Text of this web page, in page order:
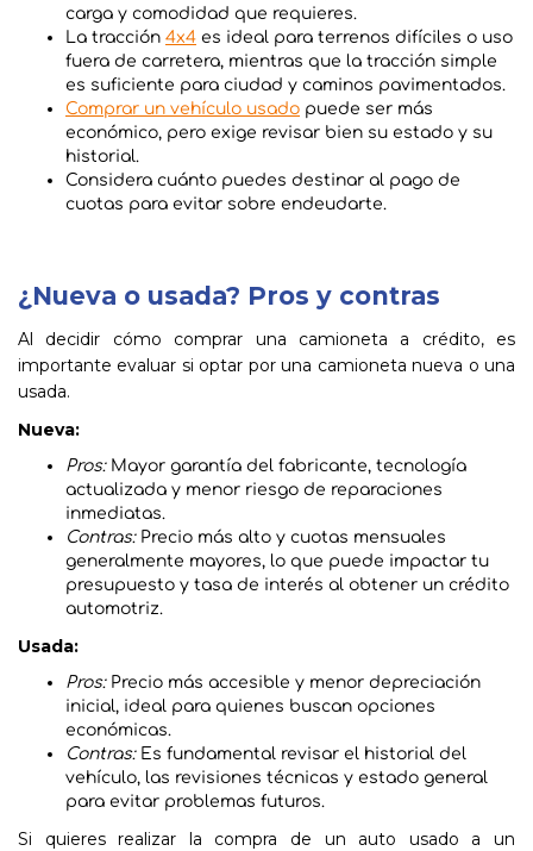
carga y comodidad que requieres.
La tracción 4x4 es ideal para terrenos difíciles o uso
fuera de carretera, mientras que la tracción simple
es suficiente para ciudad y caminos pavimentados.
Comprar un vehículo usado puede ser más
económico, pero exige revisar bien su estado y su
historial.
Considera cuánto puedes destinar al pago de
cuotas para evitar sobre endeudarte.
¿Nueva o usada? Pros y contras
Al decidir cómo comprar una camioneta a crédito, es
importante evaluar si optar por una camioneta nueva o una
usada.
Nueva:
Pros:Mayor garantía del fabricante, tecnología
actualizada y menor riesgo de reparaciones
inmediatas.
Contras:Precio más alto y cuotas mensuales
generalmente mayores, lo que puede impactar tu
presupuesto y tasa de interés al obtener un crédito
automotriz.
Usada:
Pros:Precio más accesible y menor depreciación
inicial, ideal para quienes buscan opciones
económicas.
Contras:Es fundamental revisar el historial del
vehículo, las revisiones técnicas y estado general
para evitar problemas futuros.
Si quieres realizar la compra de un auto usado a un